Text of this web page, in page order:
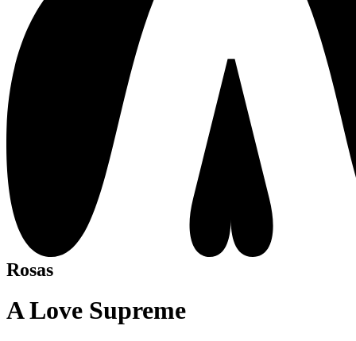
Rosas
A Love Supreme